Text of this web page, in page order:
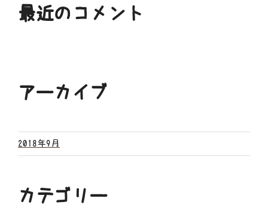
最近のコメント
アーカイブ
2018年9月
カテゴリー